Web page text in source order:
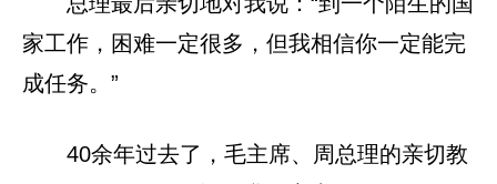
家工作，困难一定很多，但我相信你一定能完
成任务。”
40余年过去了，毛主席、周总理的亲切教